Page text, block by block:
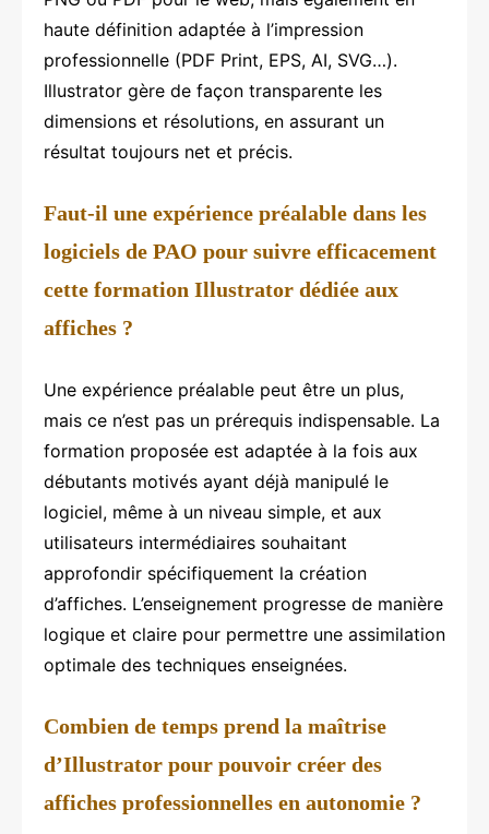
haute définition adaptée à l’impression
professionnelle (PDF Print, EPS, AI, SVG…).
Illustrator gère de façon transparente les
dimensions et résolutions, en assurant un
résultat toujours net et précis.
Faut-il une expérience préalable dans les
logiciels de PAO pour suivre efficacement
cette formation Illustrator dédiée aux
affiches ?
Une expérience préalable peut être un plus,
mais ce n’est pas un prérequis indispensable. La
formation proposée est adaptée à la fois aux
débutants motivés ayant déjà manipulé le
logiciel, même à un niveau simple, et aux
utilisateurs intermédiaires souhaitant
approfondir spécifiquement la création
d’affiches. L’enseignement progresse de manière
logique et claire pour permettre une assimilation
optimale des techniques enseignées.
Combien de temps prend la maîtrise
d’Illustrator pour pouvoir créer des
affiches professionnelles en autonomie ?